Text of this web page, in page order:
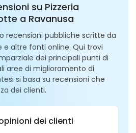
su Pizzeria
a Ravanusa
recensioni pubbliche scritte da
e altre fonti online. Qui trovi
dei principali punti di
aree di miglioramento di
si basa su recensioni che
dei clienti.
dei clienti